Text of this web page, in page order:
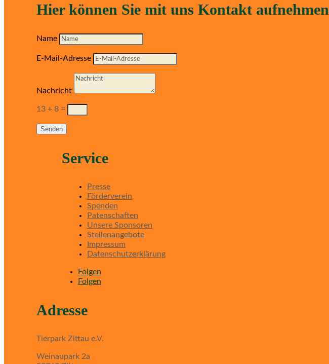
Hier können Sie mit uns Kontakt aufnehmen
Name
E-Mail-Adresse
Nachricht
13 + 8 =
Senden
Service
Presse
Förderverein
Spenden
Patenschaften
Unsere Sponsoren
Stellenangebote
Impressum
Datenschutzerklärung
Folgen
Folgen
Adresse
Tierpark Zittau e.V.
Weinaupark 2a